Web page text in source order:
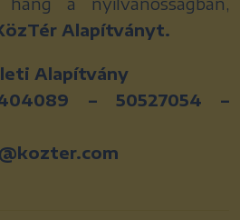
Alapítványt.
Alapítvány
– 50527054 –